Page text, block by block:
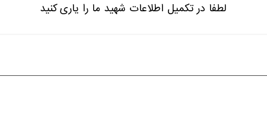
لطفا در تکمیل اطلاعات شهید ما را یاری کنید